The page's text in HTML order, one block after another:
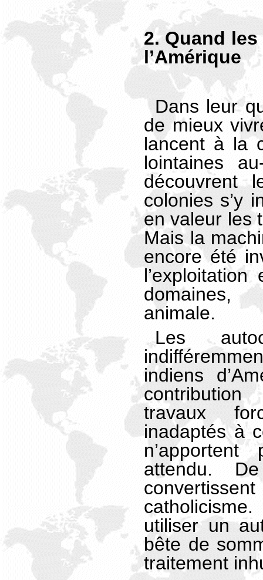
2. Quand
l’Amérique
Dans leur
de mieux
lancent à la
lointaines
découvrent
colonies s’y
en valeur les
Mais la
encore été
domaines,
animale.
Les
indiens
travaux
inadaptés à
attendu.
utiliser un
bête de
traitement